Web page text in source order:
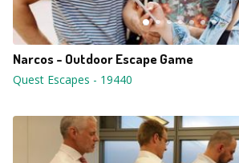
Narcos - Outdoor Escape Game
Quest Escapes - 19440